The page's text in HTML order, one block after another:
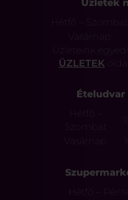
Üzletek
Hétfő – Szombat
Vasárnap
Üzleteink
ÜZLETEK
Hétfő –
Szombat
Vasárnap
Hétfő –